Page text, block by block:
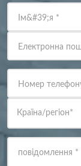
Ім&#39;я *
Електронна
Номер
Країна/регіон*
повідомлення *